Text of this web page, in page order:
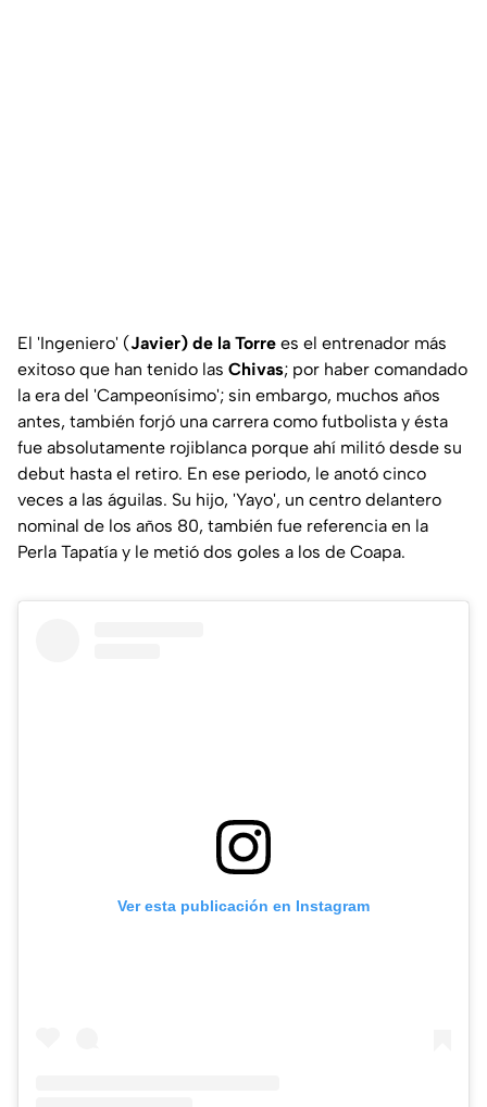
El 'Ingeniero' (Javier) de la Torre es el entrenador más
exitoso que han tenido las Chivas; por haber comandado
la era del 'Campeonísimo'; sin embargo, muchos años
antes, también forjó una carrera como futbolista y ésta
fue absolutamente rojiblanca porque ahí militó desde su
debut hasta el retiro. En ese periodo, le anotó cinco
veces a las águilas. Su hijo, 'Yayo', un centro delantero
nominal de los años 80, también fue referencia en la
Perla Tapatía y le metió dos goles a los de Coapa.
Ver esta publicación en Instagram